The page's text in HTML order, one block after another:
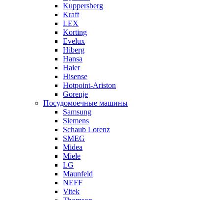
Kuppersberg
Kraft
LEX
Korting
Evelux
Hiberg
Hansa
Haier
Hisense
Hotpoint-Ariston
Gorenje
Посудомоечные машины
Samsung
Siemens
Schaub Lorenz
SMEG
Midea
Miele
LG
Maunfeld
NEFF
Vitek